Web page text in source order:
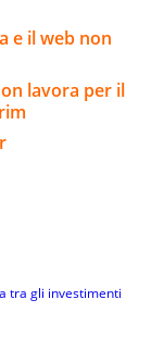
e il web non
lavora per il
tra gli investimenti